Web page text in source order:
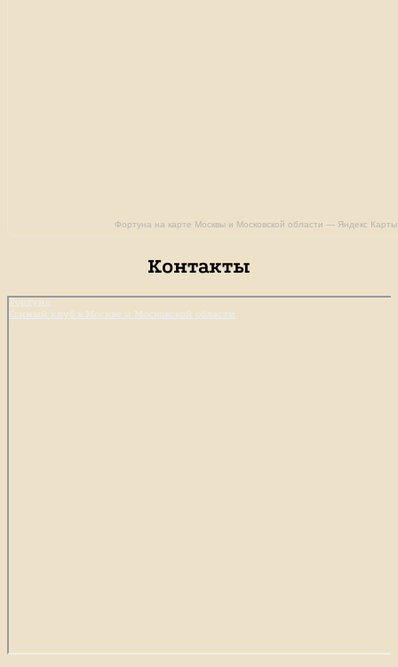
Фортуна на карте Москвы и Московской области — Яндекс Карты
Контакты
Фортуна
Конный клуб в Москве и Московской области